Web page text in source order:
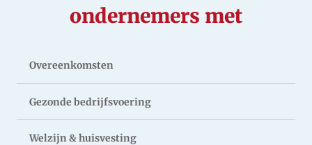
ondernemers met
Overeenkomsten
Gezonde bedrijfsvoering
Welzijn & huisvesting